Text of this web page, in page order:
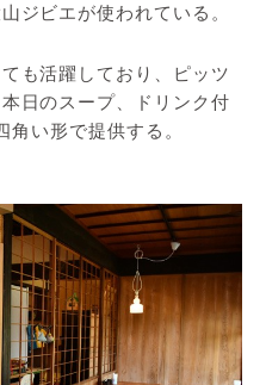
ジビエが使われている。
も活躍しており、ピッツ
日のスープ、ドリンク付
い形で提供する。